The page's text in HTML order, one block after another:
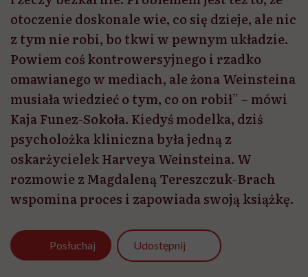
otoczenie doskonale wie, co się dzieje, ale nic
z tym nie robi, bo tkwi w pewnym układzie.
Powiem coś kontrowersyjnego i rzadko
omawianego w mediach, ale żona Weinsteina
musiała wiedzieć o tym, co on robił” – mówi
Kaja Funez-Sokoła. Kiedyś modelka, dziś
psycholożka kliniczna była jedną z
oskarżycielek Harveya Weinsteina. W
rozmowie z Magdaleną Tereszczuk-Brach
wspomina proces i zapowiada swoją książkę.
Posłuchaj Udostępnij